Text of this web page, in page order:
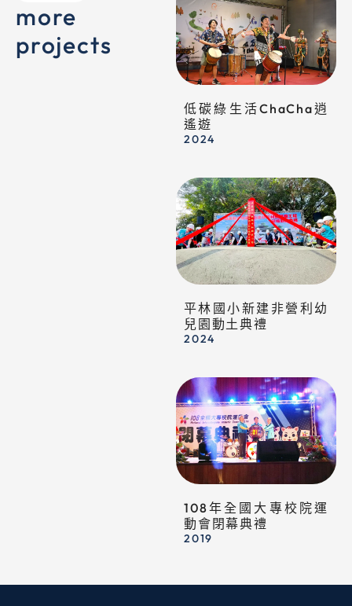
more
projects
低碳綠生活ChaCha逍
遙遊
2024
平林國小新建非營利幼
兒園動土典禮
2024
108年全國大專校院運
動會閉幕典禮
2019